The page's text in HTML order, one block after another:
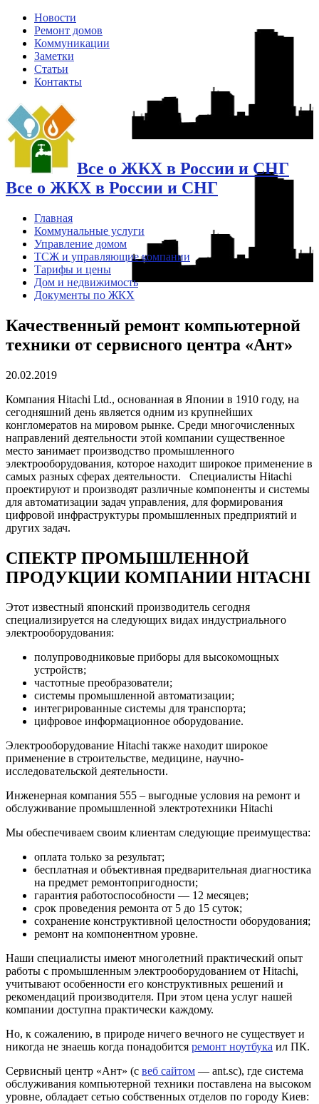
Новости
Ремонт домов
Коммуникации
Заметки
Статьи
Контакты
Все о ЖКХ в России и СНГ
Все о ЖКХ в России и СНГ
Главная
Коммунальные услуги
Управление домом
ТСЖ и управляющие компании
Тарифы и цены
Дом и недвижимость
Документы по ЖКХ
Качественный ремонт компьютерной
техники от сервисного центра «Ант»
20.02.2019
Компания Hitachi Ltd., основанная в Японии в 1910 году, на
сегодняшний день является одним из крупнейших
конгломератов на мировом рынке. Среди многочисленных
направлений деятельности этой компании существенное
место занимает производство промышленного
электрооборудования, которое находит широкое применение в
самых разных сферах деятельности. Специалисты Hitachi
проектируют и производят различные компоненты и системы
для автоматизации задач управления, для формирования
цифровой инфраструктуры промышленных предприятий и
других задач.
СПЕКТР ПРОМЫШЛЕННОЙ
ПРОДУКЦИИ КОМПАНИИ HITACHI
Этот известный японский производитель сегодня
специализируется на следующих видах индустриального
электрооборудования:
полупроводниковые приборы для высокомощных
устройств;
частотные преобразователи;
системы промышленной автоматизации;
интегрированные системы для транспорта;
цифровое информационное оборудование.
Электрооборудование Hitachi также находит широкое
применение в строительстве, медицине, научно-
исследовательской деятельности.
Инженерная компания 555 – выгодные условия на ремонт и
обслуживание промышленной электротехники Hitachi
Мы обеспечиваем своим клиентам следующие преимущества:
оплата только за результат;
бесплатная и объективная предварительная диагностика
на предмет ремонтопригодности;
гарантия работоспособности — 12 месяцев;
срок проведения ремонта от 5 до 15 суток;
сохранение конструктивной целостности оборудования;
ремонт на компонентном уровне.
Наши специалисты имеют многолетний практический опыт
работы с промышленным электрооборудованием от Hitachi,
учитывают особенности его конструктивных решений и
рекомендаций производителя. При этом цена услуг нашей
компании доступна практически каждому.
Но, к сожалению, в природе ничего вечного не существует и
никогда не знаешь когда понадобится ремонт ноутбука ил ПК.
Сервисный центр «Ант» (с веб сайтом — ant.sc), где система
обслуживания компьютерной техники поставлена на высоком
уровне, обладает сетью собственных отделов по городу Киев: